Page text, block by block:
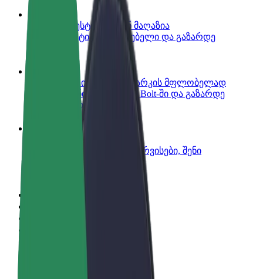
დაამატე რესტორანი ან მაღაზია
მოიზიდე მეტი მომხმარებელი და გაზარდე
დარეგისტრირდი ავტოპარკის მფლობელად
დაამატე შენი ავტოპარკი Bolt-ში და გაზარდე
შემოსავალი
Bolt-ის პროდუქტები და სერვისები, შენი